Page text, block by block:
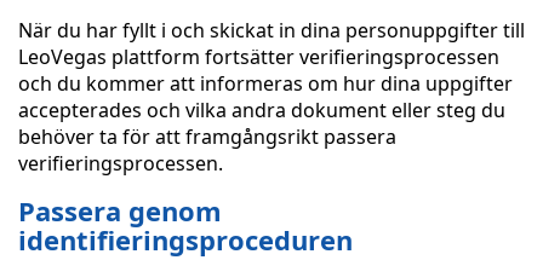
När du har fyllt i och skickat in dina personuppgifter till
LeoVegas plattform fortsätter verifieringsprocessen
och du kommer att informeras om hur dina uppgifter
accepterades och vilka andra dokument eller steg du
behöver ta för att framgångsrikt passera
verifieringsprocessen.
Passera genom
identifieringsproceduren